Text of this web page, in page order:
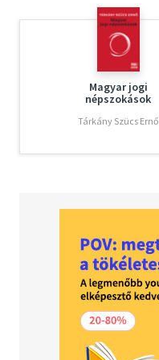
Magyar jogi
népszokások
Tárkány Szücs Ernő